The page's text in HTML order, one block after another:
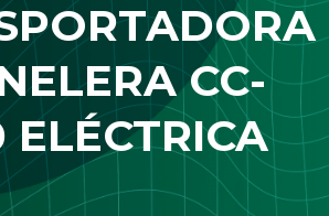
CC-
ELÉCTRICA